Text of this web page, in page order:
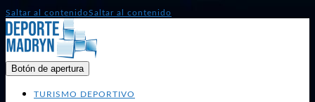
Saltar al contenidoSaltar al contenido
Botón de apertura
TURISMO DEPORTIVO